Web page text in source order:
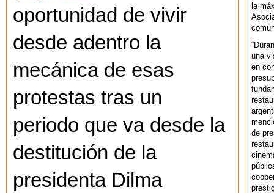
oportunidad de vivir
desde adentro la
mecánica de esas
protestas tras un
periodo que va desde la
destitución de la
presidenta Dilma
la
una
en
de